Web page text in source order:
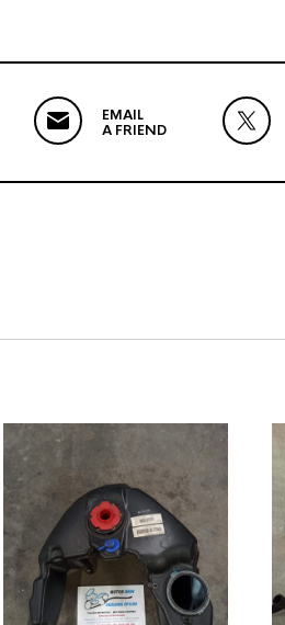
EMAIL
A FRIEND